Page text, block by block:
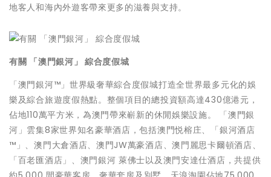
地客人和海內外遊客帶來更多的滋養與支持。
有關 「澳門銀河」 綜合度假城
「澳門銀河™」世界級奢華綜合度假城打造全世界最多元化的娛
樂及綜合旅遊度假熱點。整個項目的總投資額高達430億港元，
佔地110萬平方米，為澳門帶來嶄新的休閒娛樂設施。 「澳門銀
河」雲集8家世界知名豪華酒店，包括澳門悦榕庄、「銀河酒店
™」、澳門大倉酒店、澳門JW萬豪酒店、澳門麗思卡爾頓酒店、
「百老匯酒店」、澳門銀河 萊佛士以及澳門安達仕酒店，共提供